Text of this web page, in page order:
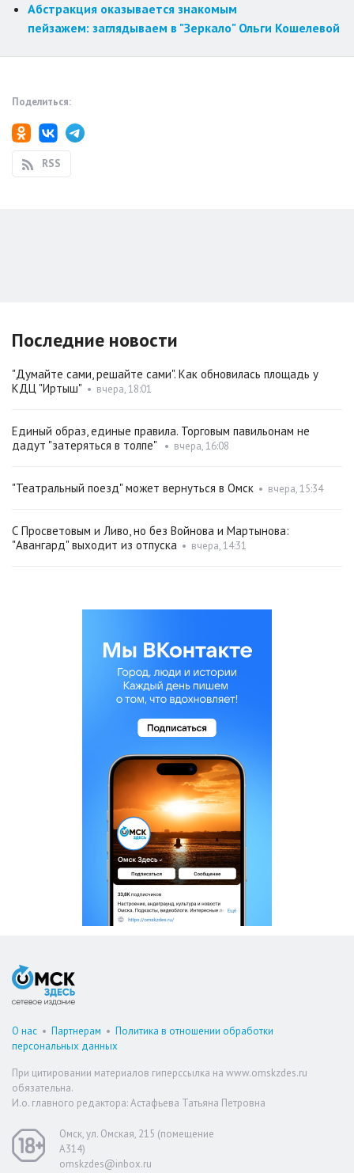
Абстракция оказывается знакомым
пейзажем: заглядываем в "Зеркало" Ольги Кошелевой
Поделиться:
RSS
Последние новости
"Думайте сами, решайте сами". Как обновилась площадь у
КДЦ "Иртыш" • вчера, 18:01
Единый образ, единые правила. Торговым павильонам не
дадут "затеряться в толпе"
• вчера, 16:08
"Театральный поезд" может вернуться в Омск • вчера, 15:34
С Просветовым и Ливо, но без Войнова и Мартынова:
"Авангард" выходит из отпуска • вчера, 14:31
О нас • Партнерам • Политика в отношении обработки
персональных данных
При цитировании материалов гиперссылка на www.omskzdes.ru
обязательна.
И.о. главного редактора: Астафьева Татьяна Петровна
Омск, ул. Омская, 215 (помещение
А314)
omskzdes@inbox.ru